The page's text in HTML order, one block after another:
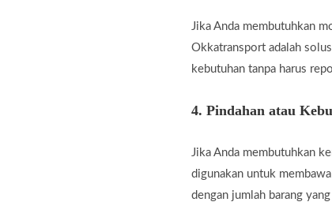
Jika Anda membutuhkan
Okkatransport adalah
kebutuhan tanpa harus
4. Pindahan atau
Jika Anda membutuhkan
digunakan untuk
dengan jumlah barang